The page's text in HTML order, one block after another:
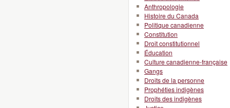
Anthropologie
Histoire du Canada
Politique canadienne
Constitution
Droit constitutionnel
Éducation
Culture canadienne-française
Gangs
Droits de la personne
Prophéties indigènes
Droits des indigènes